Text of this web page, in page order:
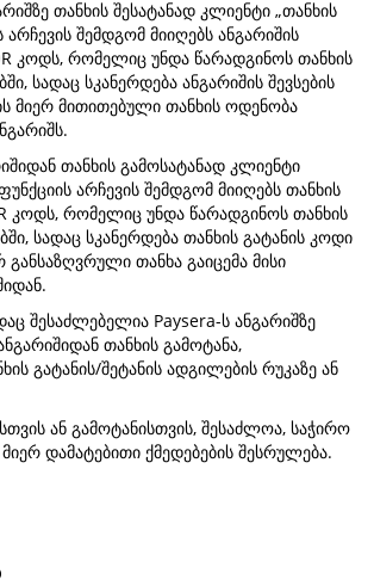
თანხის შესატანად კლიენტი „თანხის
არჩევის შემდგომ მიიღებს ანგარიშის
კოდს, რომელიც უნდა წარადგინოს თანხის
სადაც სკანერდება ანგარიშის შევსების
მიერ მითითებული თანხის ოდენობა
თანხის გამოსატანად კლიენტი
არჩევის შემდგომ მიიღებს თანხის
კოდს, რომელიც უნდა წარადგინოს თანხის
სადაც სკანერდება თანხის გატანის კოდი
თანხა გაიცემა მისი
შესაძლებელია Paysera-ს ანგარიშზე
თანხის გამოტანა,
გატანის/შეტანის ადგილების რუკაზე ან
ან გამოტანისთვის, შესაძლოა, საჭირო
დამატებითი ქმედებების შესრულება.